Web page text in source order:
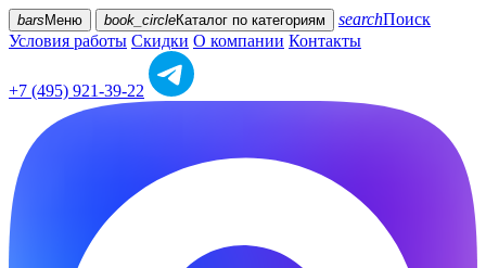
bars Меню book_circleКаталог по категориям searchПоиск
Условия работы Скидки О компании Контакты
+7 (495) 921-39-22